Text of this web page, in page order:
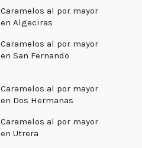
Caramelos al por mayor
en Algeciras
Caramelos al por mayor
en San Fernando
Caramelos al por mayor
en Dos Hermanas
Caramelos al por mayor
en Utrera